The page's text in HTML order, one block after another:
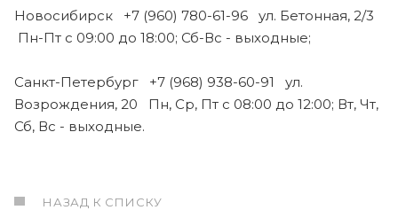
Новосибирск +7 (960) 780-61-96 ул. Бетонная, 2/3
Пн-Пт с 09:00 до 18:00; Сб-Вс - выходные;
Санкт-Петербург +7 (968) 938-60-91 ул.
Возрождения, 20 Пн, Ср, Пт с 08:00 до 12:00; Вт, Чт,
Сб, Вс - выходные.
НАЗАД К СПИСКУ